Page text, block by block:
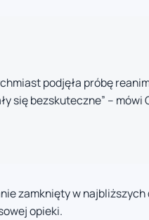
podjęła próbę
się bezskuteczne” – mówi
zamknięty w najbliższych
opieki.